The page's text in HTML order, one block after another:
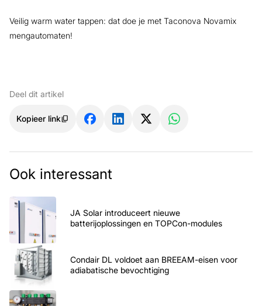
Veilig warm water tappen: dat doe je met Taconova Novamix
mengautomaten!
Deel dit artikel
Kopieer link
Ook interessant
JA Solar introduceert nieuwe
batterijoplossingen en TOPCon-modules
Condair DL voldoet aan BREEAM-eisen voor
adiabatische bevochtiging